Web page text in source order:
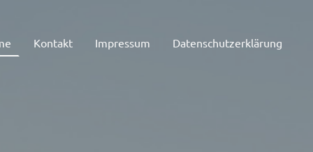
Kontakt Impressum Datenschutzerklärung